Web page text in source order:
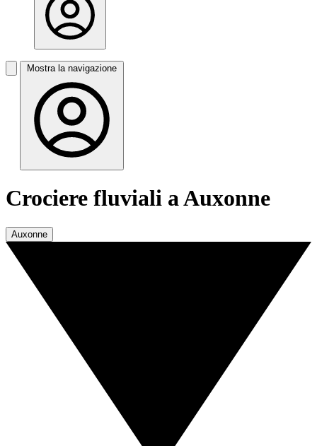
Mostra la navigazione
Crociere fluviali a Auxonne
Auxonne